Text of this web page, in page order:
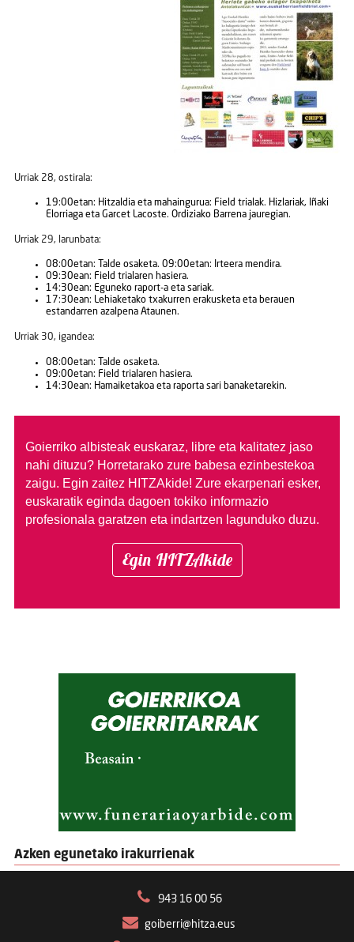
Urriak 28, ostirala:
19:00etan: Hitzaldia eta mahaingurua: Field trialak. Hizlariak, Iñaki
Elorriaga eta Garcet Lacoste. Ordiziako Barrena jauregian.
Urriak 29, larunbata:
08:00etan: Talde osaketa. 09:00etan: Irteera mendira.
09:30ean: Field trialaren hasiera.
14:30ean: Eguneko raport-a eta sariak.
17:30ean: Lehiaketako txakurren erakusketa eta berauen
estandarren azalpena Ataunen.
Urriak 30, igandea:
08:00etan: Talde osaketa.
09:00etan: Field trialaren hasiera.
14:30ean: Hamaiketakoa eta raporta sari banaketarekin.
Goierriko albisteak euskaraz, libre eta kalitatez jaso
nahi dituzu? Horretarako zure babesa ezinbestekoa
zaigu. Egin zaitez HITZAkide! Zure ekarpenari esker,
euskaratik eginda dagoen tokiko informazio
profesionala garatzen eta indartzen lagunduko duzu.
Egin HITZAkide
Azken egunetako irakurrienak
943 16 00 56
goiberri@hitza.eus